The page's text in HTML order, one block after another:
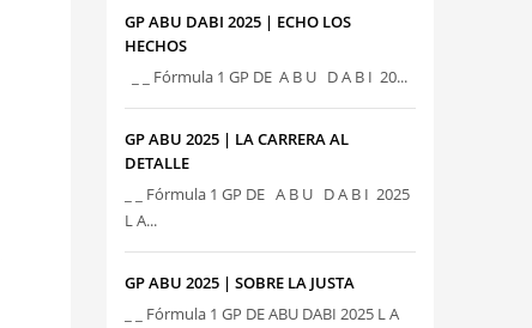
GP ABU DABI 2025 | ECHO LOS
HECHOS
_ _ Fórmula 1 GP DE A B U D A B I 20...
GP ABU 2025 | LA CARRERA AL
DETALLE
_ _ Fórmula 1 GP DE A B U D A B I 2025
L A...
GP ABU 2025 | SOBRE LA JUSTA
_ _ Fórmula 1 GP DE ABU DABI 2025 L A